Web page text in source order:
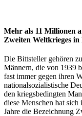
Mehr als 11 Millionen
Zweiten Weltkrieges in
Die Bittsteller gehören
Männern, die von 1939
fast immer gegen ihren
nationalsozialistische
den kriegsbedingten
diese Menschen hat sich
Jahre die Bezeichnung